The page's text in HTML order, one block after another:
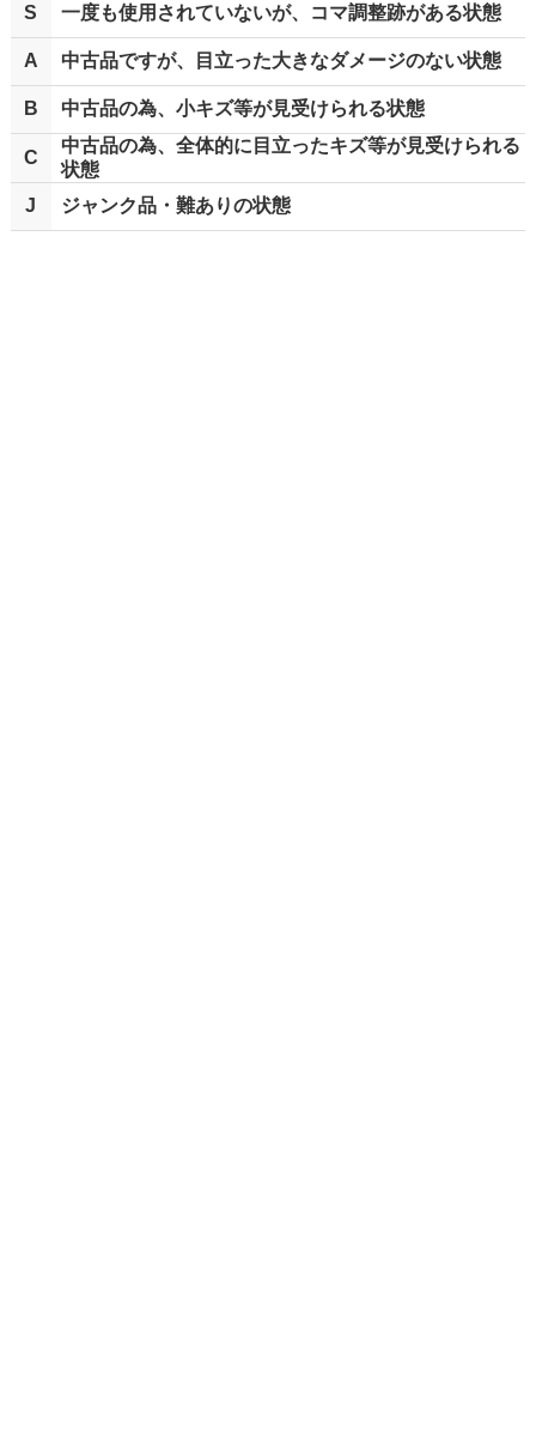
S 一度も使用されていないが、コマ調整跡がある状態
A 中古品ですが、目立った大きなダメージのない状態
B 中古品の為、小キズ等が見受けられる状態
C
中古品の為、全体的に目立ったキズ等が見受けられる
状態
J
ジャンク品・難ありの状態